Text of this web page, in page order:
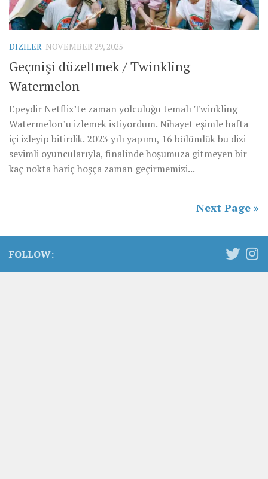
DIZILER NOVEMBER 29, 2025
Geçmişi düzeltmek / Twinkling
Watermelon
Epeydir Netflix’te zaman yolculuğu temalı Twinkling
Watermelon’u izlemek istiyordum. Nihayet eşimle hafta
içi izleyip bitirdik. 2023 yılı yapımı, 16 bölümlük bu dizi
sevimli oyuncularıyla, finalinde hoşumuza gitmeyen bir
kaç nokta hariç hoşça zaman geçirmemizi...
Next Page »
FOLLOW: